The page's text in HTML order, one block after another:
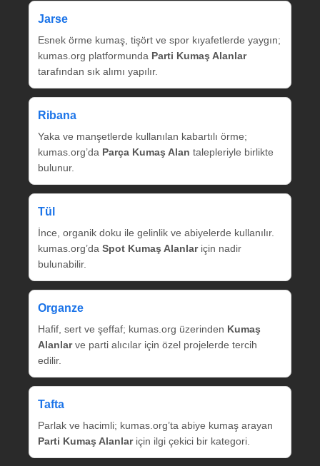
Jarse
Esnek örme kumaş, tişört ve spor kıyafetlerde yaygın;
kumas.org platformunda Parti Kumaş Alanlar
tarafından sık alımı yapılır.
Ribana
Yaka ve manşetlerde kullanılan kabartılı örme;
kumas.org’da Parça Kumaş Alan talepleriyle birlikte
bulunur.
Tül
İnce, organik doku ile gelinlik ve abiyelerde kullanılır.
kumas.org’da Spot Kumaş Alanlariçin nadir
bulunabilir.
Organze
Hafif, sert ve şeffaf; kumas.org üzerinden Kumaş
Alanlarve parti alıcılar için özel projelerde tercih
edilir.
Tafta
Parlak ve hacimli; kumas.org’ta abiye kumaş arayan
Parti Kumaş Alanlariçin ilgi çekici bir kategori.